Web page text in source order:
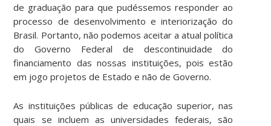
de graduação para que pudéssemos responder ao
processo de desenvolvimento e interiorização do
Brasil. Portanto, não podemos aceitar a atual política
do Governo Federal de descontinuidade do
financiamento das nossas instituições, pois estão
em jogo projetos de Estado e não de Governo.
As instituições públicas de educação superior, nas
quais se incluem as universidades federais, são